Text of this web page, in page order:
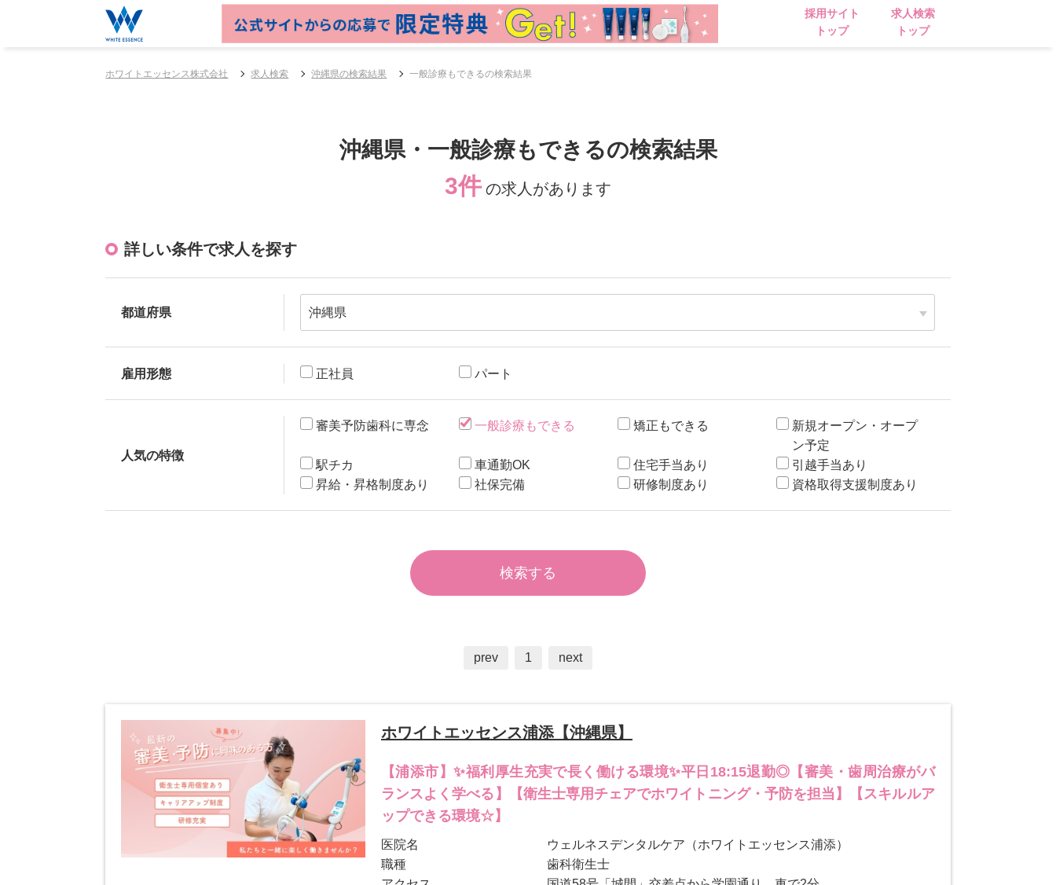
採用サイト
トップ
求人検索
トップ
ホワイトエッセンス株式会社 求人検索 沖縄県の検索結果 一般診療もできるの検索結果
沖縄県・一般診療もできるの検索結果
3件 の求人があります
詳しい条件で求人を探す
都道府県
雇用形態 正社員 パート
人気の特徴
審美予防歯科に専念 一般診療もできる 矯正もできる
新規オープン・オープ
ン予定
駅チカ
車通勤OK 住宅手当あり
引越手当あり
昇給・昇格制度あり
社保完備 研修制度あり 資格取得支援制度あり
prev 1 next
ホワイトエッセンス浦添【沖縄県】
【浦添市】✨福利厚生充実で長く働ける環境✨平日18:15退勤◎【審美・歯周治療がバ
ランスよく学べる】【衛生士専用チェアでホワイトニング・予防を担当】【スキルルア
ップできる環境☆】
医院名
ウェルネスデンタルケア（ホワイトエッセンス浦添）
職種
歯科衛生士